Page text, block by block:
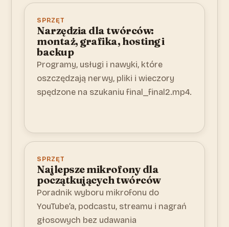
SPRZĘT
Narzędzia dla twórców:
montaż, grafika, hosting i
backup
Programy, usługi i nawyki, które
oszczędzają nerwy, pliki i wieczory
spędzone na szukaniu final_final2.mp4.
SPRZĘT
Najlepsze mikrofony dla
początkujących twórców
Poradnik wyboru mikrofonu do
YouTube’a, podcastu, streamu i nagrań
głosowych bez udawania